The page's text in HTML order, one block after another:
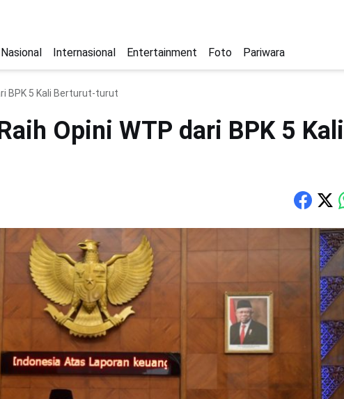
Nasional Internasional Entertainment Foto Pariwara
BPK 5 Kali Berturut-turut
Opini WTP dari BPK 5 Kali